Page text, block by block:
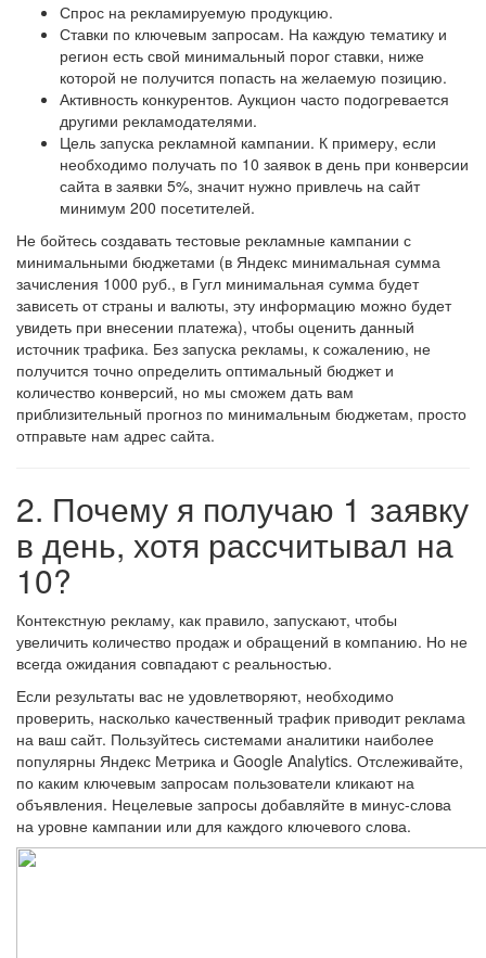
Спрос на рекламируемую продукцию.
Ставки по ключевым запросам. На каждую тематику и
регион есть свой минимальный порог ставки, ниже
которой не получится попасть на желаемую позицию.
Активность конкурентов. Аукцион часто подогревается
другими рекламодателями.
Цель запуска рекламной кампании. К примеру, если
необходимо получать по 10 заявок в день при конверсии
сайта в заявки 5%, значит нужно привлечь на сайт
минимум 200 посетителей.
Не бойтесь создавать тестовые рекламные кампании с
минимальными бюджетами (в Яндекс минимальная сумма
зачисления 1000 руб., в Гугл минимальная сумма будет
зависеть от страны и валюты, эту информацию можно будет
увидеть при внесении платежа), чтобы оценить данный
источник трафика. Без запуска рекламы, к сожалению, не
получится точно определить оптимальный бюджет и
количество конверсий, но мы сможем дать вам
приблизительный прогноз по минимальным бюджетам, просто
отправьте нам адрес сайта.
2. Почему я получаю 1 заявку
в день, хотя рассчитывал на
10?
Контекстную рекламу, как правило, запускают, чтобы
увеличить количество продаж и обращений в компанию. Но не
всегда ожидания совпадают с реальностью.
Если результаты вас не удовлетворяют, необходимо
проверить, насколько качественный трафик приводит реклама
на ваш сайт. Пользуйтесь системами аналитики наиболее
популярны Яндекс Метрика и Google Analytics. Отслеживайте,
по каким ключевым запросам пользователи кликают на
объявления. Нецелевые запросы добавляйте в минус-слова
на уровне кампании или для каждого ключевого слова.